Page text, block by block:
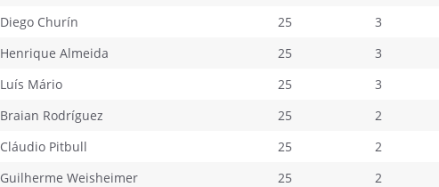
Diego Churín
25 3
Henrique Almeida
25 3
Luís Mário
25 3
Braian Rodríguez
25 2
Cláudio Pitbull
25 2
Guilherme Weisheimer
25 2